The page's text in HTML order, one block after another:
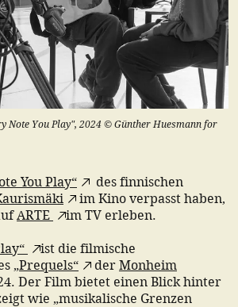
Note You Play", 2024 © Günther Huesmann for
You Play“
des finnischen
im Kino verpasst haben,
ARTE im TV erleben.
ist die filmische
„Prequels“ der Monheim
Der Film bietet einen Blick hinter
wie „musikalische Grenzen